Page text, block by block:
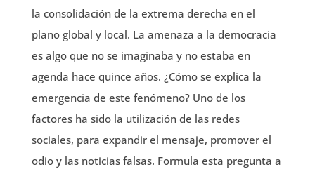
la consolidación de la extrema derecha en el
plano global y local. La amenaza a la democracia
es algo que no se imaginaba y no estaba en
agenda hace quince años. ¿Cómo se explica la
emergencia de este fenómeno? Uno de los
factores ha sido la utilización de las redes
sociales, para expandir el mensaje, promover el
odio y las noticias falsas. Formula esta pregunta a